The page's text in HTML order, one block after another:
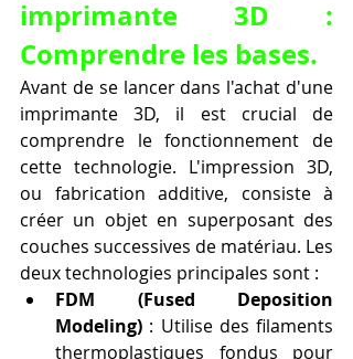
imprimante 3D :
Comprendre les bases.
Avant de se lancer dans l'achat d'une
imprimante 3D, il est crucial de
comprendre le fonctionnement de
cette technologie. L'impression 3D,
ou fabrication additive, consiste à
créer un objet en superposant des
couches successives de matériau. Les
deux technologies principales sont :
FDM (Fused Deposition
Modeling) : Utilise des filaments
thermoplastiques fondus pour